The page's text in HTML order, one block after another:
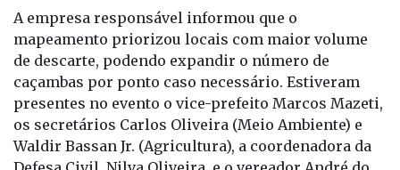
destacou.
A empresa responsável informou que o
mapeamento priorizou locais com maior volume
de descarte, podendo expandir o número de
caçambas por ponto caso necessário. Estiveram
presentes no evento o vice-prefeito Marcos Mazeti,